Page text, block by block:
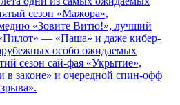
сезон «Мажора»,
«Зовите Витю!», лучший
«Пилот» — «Паша» и даже кибер-
особо ожидаемых
сезон сай-фая «Укрытие»,
в законе» и очередной спин-офф